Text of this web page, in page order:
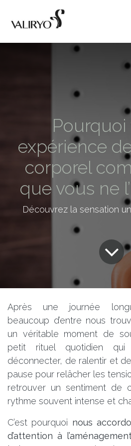
Pourquoi
expérience
corporel
que vous ne
Découvrez la sensation
Après une journée
beaucoup d’entre nous
un véritable moment de
petit rituel quotidien
déconnecter, de ralentir et
pause pour relâcher les
retrouver un sentiment de
rythme souvent intense et
C’est pourquoi nous
d’attention à